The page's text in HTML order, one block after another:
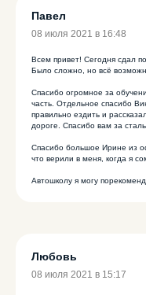
Павел
08 июля 2021 в 16:48
Всем привет! Сегодня сдал
Было сложно, но всё
Спасибо огромное за
часть. Отдельное спасибо
правильно ездить и
дороге. Спасибо вам за
Спасибо большое Ирине из
что верили в меня, когда я
Автошколу я могу
Любовь
08 июля 2021 в 15:17